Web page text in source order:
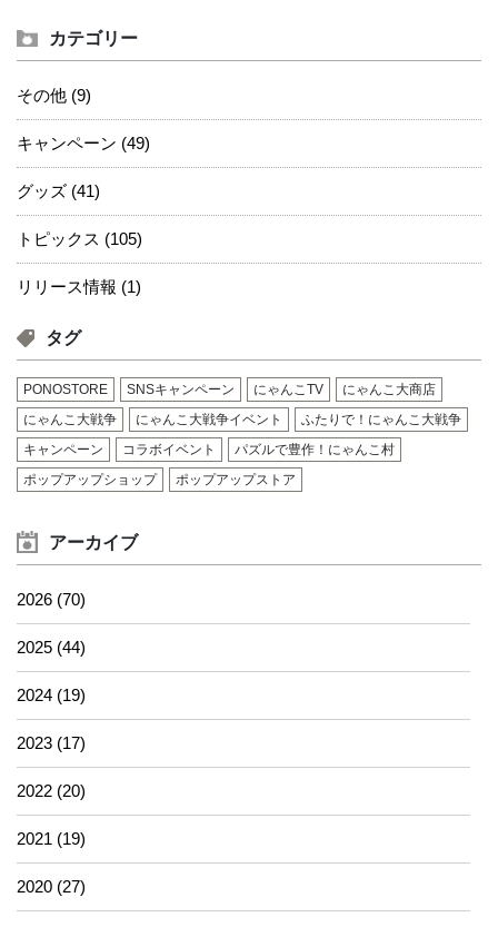
カテゴリー
その他 (9)
キャンペーン (49)
グッズ (41)
トピックス (105)
リリース情報 (1)
タグ
PONOSTORE SNSキャンペーン にゃんこTV
にゃんこ大商店
にゃんこ大戦争
にゃんこ大戦争イベント
ふたりで！にゃんこ大戦争
キャンペーン
コラボイベント
パズルで豊作！にゃんこ村
ポップアップショップ
ポップアップストア
アーカイブ
2026 (70)
2025 (44)
2024 (19)
2023 (17)
2022 (20)
2021 (19)
2020 (27)